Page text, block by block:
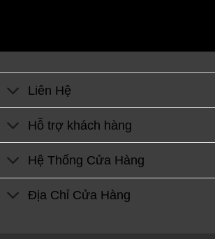
Liên Hệ
Hỗ trợ khách hàng
Hệ Thống Cửa Hàng
Địa Chỉ Cửa Hàng